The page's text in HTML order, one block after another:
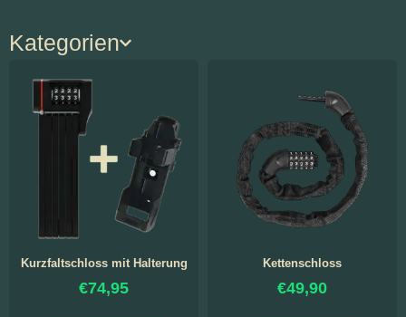
Kategorien
Kurzfaltschloss mit Halterung
€74,95
Kettenschloss
€49,90